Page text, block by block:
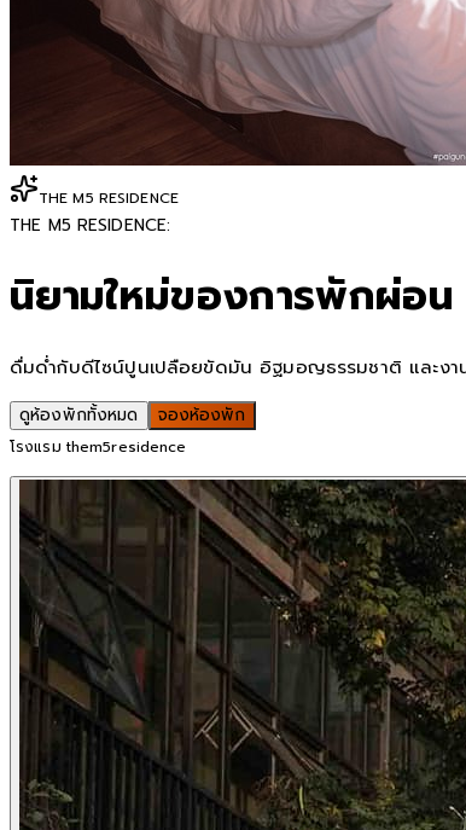
THE M5 RESIDENCE
THE M5 RESIDENCE:
นิยามใหม่ของการพักผ่อน
ดื่มด่ำกับดีไซน์ปูนเปลือยขัดมัน อิฐมอญธรรมชาติ และงา
ดูห้องพักทั้งหมด จองห้องพัก
โรงแรม them5residence